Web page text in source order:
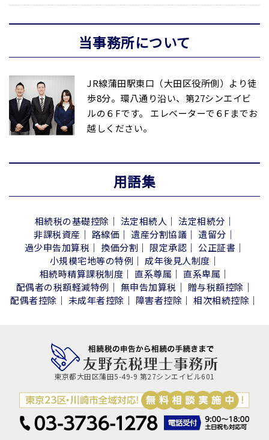
当事務所について
JR線蒲田駅東口（大田区役所側）より徒
歩8分。環八通り沿い、第27シンエイビ
ルの６Fです。 エレベーターで６Fまでお
越しください。
用語集
相続税の基礎控除 法定相続人
法定相続分
非課税資産
路線価 遺産分割協議
遺留分
過少申告加算税
換価分割 限定承認
公正証書
小規模宅地等の特例
成年後見人制度
相続時精算課税制度
直系尊属
直系卑属
配偶者の税額軽減特例
無申告加算税
贈与税額控除
配偶者控除
未成年者控除 障害者控除 相次相続控除
東京都大田区蒲田5-49-9 第27シンエイビル601